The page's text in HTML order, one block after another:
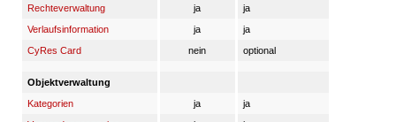
Rechteverwaltung
ja
ja
Verlaufsinformation
ja
ja
CyRes Card
nein optional
Objektverwaltung
Kategorien
ja
ja